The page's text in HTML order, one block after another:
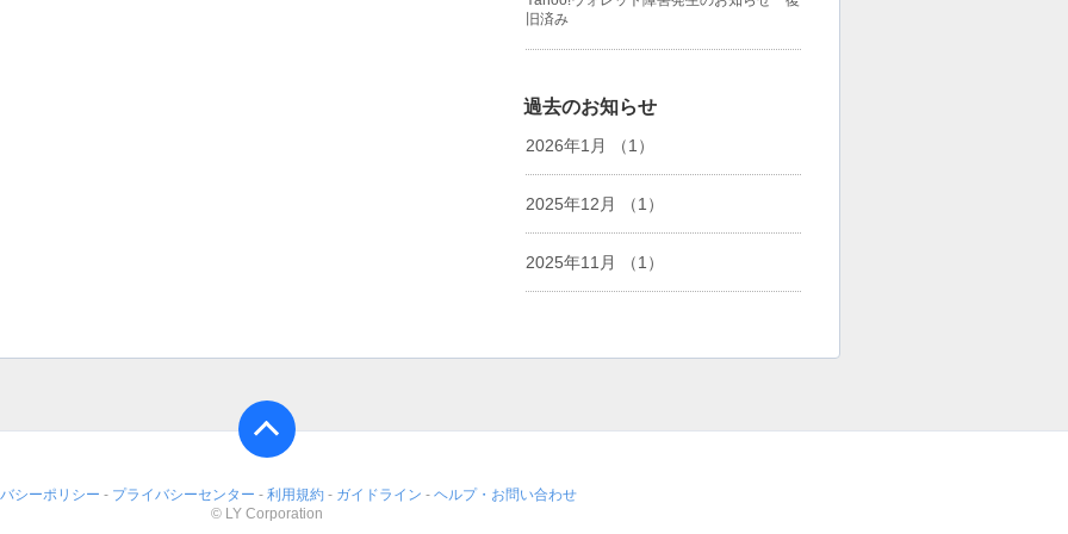
旧済み
過去のお知らせ
2026年1月 （1）
2025年12月 （1）
2025年11月 （1）
シーポリシー - プライバシーセンター - 利用規約 - ガイドライン - ヘルプ・お問い合わせ
© LY Corporation